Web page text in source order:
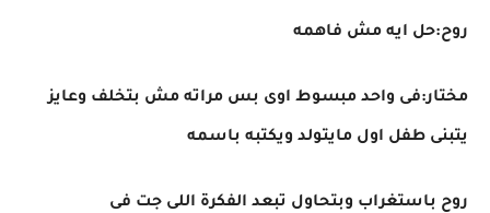
روح:حل ايه مش فاهمه
مختار:فى واحد مبسوط اوى بس مراته مش بتخلف وعايز
يتبنى طفل اول مايتولد ويكتبه باسمه
روح باستغراب وبتحاول تبعد الفكرة اللى جت فى